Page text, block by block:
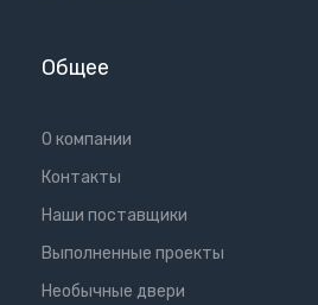
Общее
О компании
Контакты
Наши поставщики
Выполненные проекты
Необычные двери